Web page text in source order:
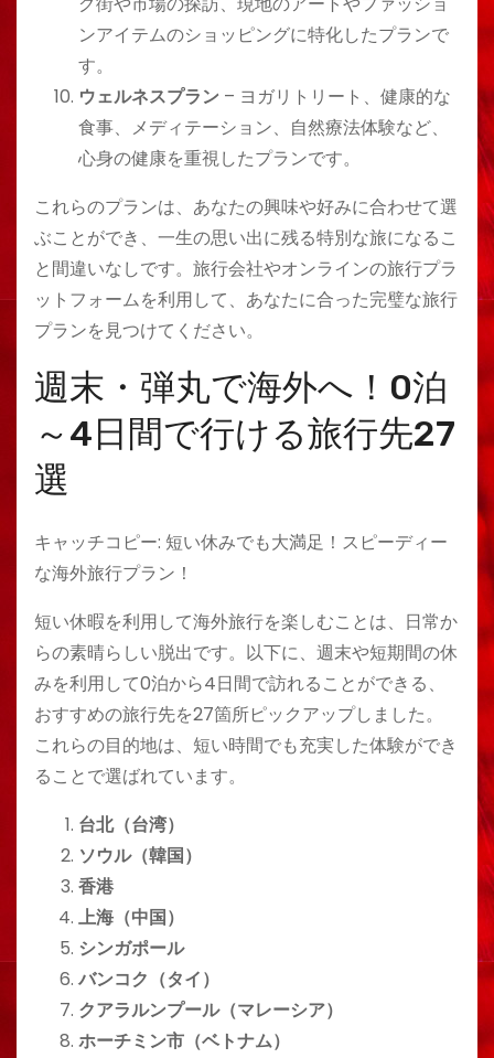
ンアイテムのショッピングに特化したプランで
す。
ウェルネスプラン – ヨガリトリート、健康的な
食事、メディテーション、自然療法体験など、
心身の健康を重視したプランです。
これらのプランは、あなたの興味や好みに合わせて選
ぶことができ、一生の思い出に残る特別な旅になるこ
と間違いなしです。旅行会社やオンラインの旅行プラ
ットフォームを利用して、あなたに合った完璧な旅行
プランを見つけてください。
週末・弾丸で海外へ！0泊
～4日間で行ける旅行先27
選
キャッチコピー: 短い休みでも大満足！スピーディー
な海外旅行プラン！
短い休暇を利用して海外旅行を楽しむことは、日常か
らの素晴らしい脱出です。以下に、週末や短期間の休
みを利用して0泊から4日間で訪れることができる、
おすすめの旅行先を27箇所ピックアップしました。
これらの目的地は、短い時間でも充実した体験ができ
ることで選ばれています。
台北（台湾）
ソウル（韓国）
香港
上海（中国）
シンガポール
バンコク（タイ）
クアラルンプール（マレーシア）
ホーチミン市（ベトナム）